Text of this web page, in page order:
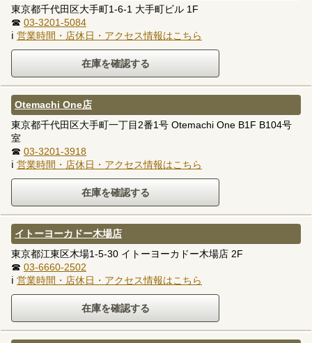
東京都千代田区大手町1-6-1 大手町ビル 1F
☎ 03-3201-5084
ℹ 営業時間・店休日・アクセス情報はこちら
Otemachi One店
東京都千代田区大手町一丁目2番1号 Otemachi One B1F B104号
室
☎ 03-3201-3918
ℹ 営業時間・店休日・アクセス情報はこちら
イトーヨーカドー木場店
東京都江東区木場1-5-30 イトーヨーカドー木場店 2F
☎ 03-6660-2502
ℹ 営業時間・店休日・アクセス情報はこちら